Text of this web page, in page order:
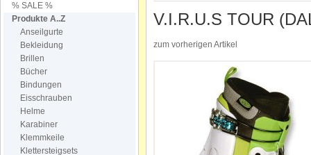
V.I.R.U.S TOUR
zum vorherigen Artikel
% SALE %
Produkte A..Z
Anseilgurte
Bekleidung
Brillen
Bücher
Bindungen
Eisschrauben
Helme
Karabiner
Klemmkeile
Klettersteigsets